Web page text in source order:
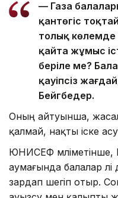
— Газа
қантөгіс
толық көлемде
қайта жұмыс
беріле ме?
қауіпсіз
Бейгбедер.
Оның айтуынша,
қалмай, нақты іске
ЮНИСЕФ мәліметінше,
аумағында балалар
зардап шегіп отыр.